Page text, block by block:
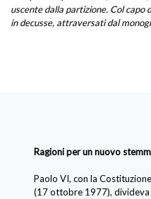
uscente dalla partizione. Col capo
in decusse, attraversati dal
Ragioni per un nuovo
Paolo VI, con la
(17 ottobre 1977),